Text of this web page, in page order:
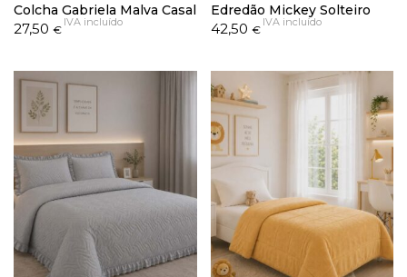
Colcha Gabriela Malva Casal
27,50 €
IVA incluído
Edredão Mickey Solteiro
42,50 €
IVA incluído